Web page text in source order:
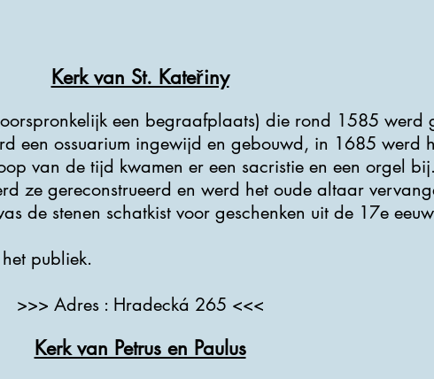
Kerk van St. Kateřiny
een begraafplaats) die rond 1585 werd
een ossuarium ingewijd en gebouwd, in 1685 werd
van de tijd kwamen er een sacristie en een orgel bij.
ze gereconstrueerd en werd het oude altaar
de stenen schatkist voor geschenken uit de 17e
publiek.
>>> Adres : Hradecká 265 <<<
Kerk van Petrus en Paulus